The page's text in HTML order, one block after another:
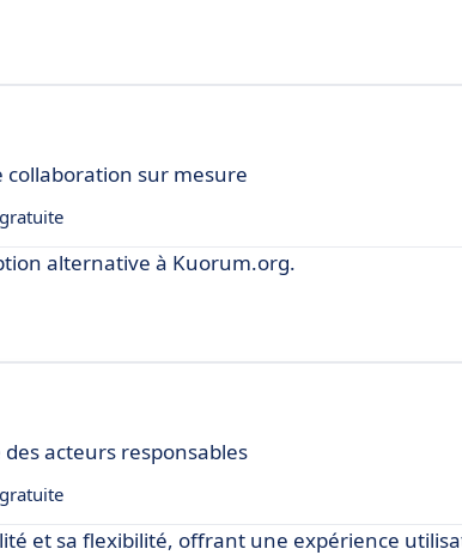
collaboration sur mesure
alternative à Kuorum.org.
acteurs responsables
et sa flexibilité, offrant une expérience